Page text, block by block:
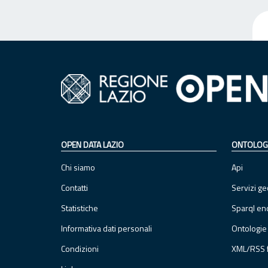
OPEN DATA LAZIO
Chi siamo
Contatti
Statistiche
Informativa dati personali
Condizioni
Api
Servizi
Sparql
Ontologie
XML/